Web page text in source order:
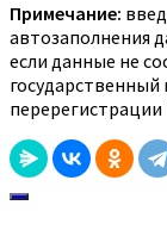
Примечание:
автозаполнения
если данные не
государственный
перерегистрации